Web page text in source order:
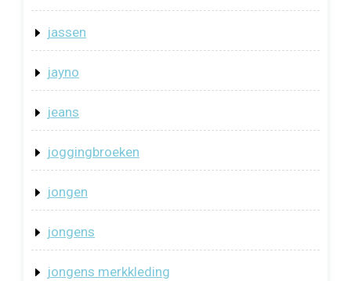
jassen
jayno
jeans
joggingbroeken
jongen
jongens
jongens merkkleding